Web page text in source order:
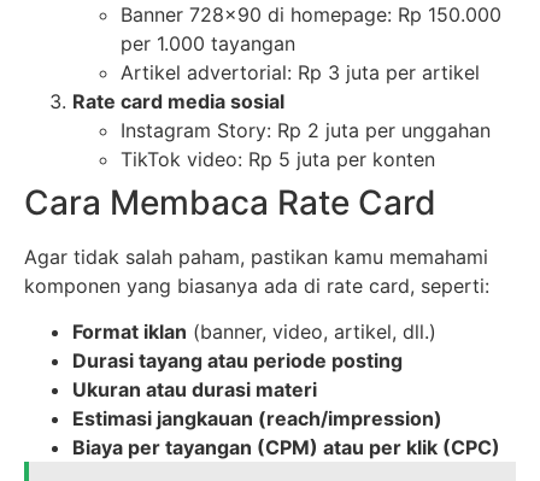
Banner 728×90 di homepage: Rp 150.000
per 1.000 tayangan
Artikel advertorial: Rp 3 juta per artikel
Rate card media sosial
Instagram Story: Rp 2 juta per unggahan
TikTok video: Rp 5 juta per konten
Cara Membaca Rate Card
Agar tidak salah paham, pastikan kamu memahami
komponen yang biasanya ada di rate card, seperti:
Format iklan (banner, video, artikel, dll.)
Durasi tayang atau periode posting
Ukuran atau durasi materi
Estimasi jangkauan (reach/impression)
Biaya per tayangan (CPM) atau per klik (CPC)